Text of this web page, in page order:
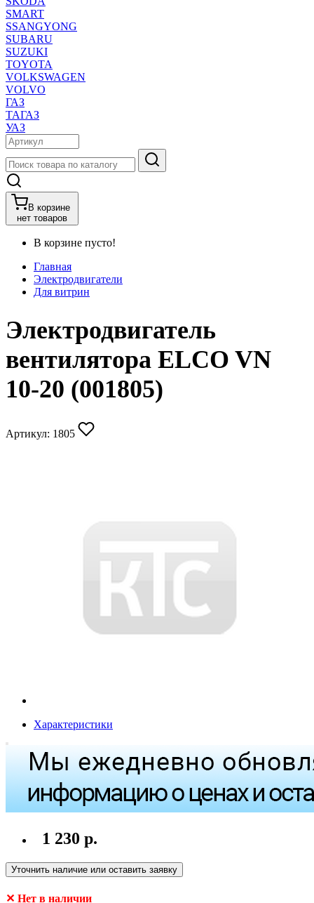
SMART
SSANGYONG
SUBARU
SUZUKI
TOYOTA
VOLKSWAGEN
VOLVO
ГАЗ
ТАГАЗ
УАЗ
В корзине
нет товаров
В корзине пусто!
Главная
Электродвигатели
Для витрин
Электродвигатель
вентилятора ELCO VN
10-20 (001805)
Артикул: 1805
Характеристики
1 230 р.
Уточнить наличие или оставить заявку
✕ Нет в наличии